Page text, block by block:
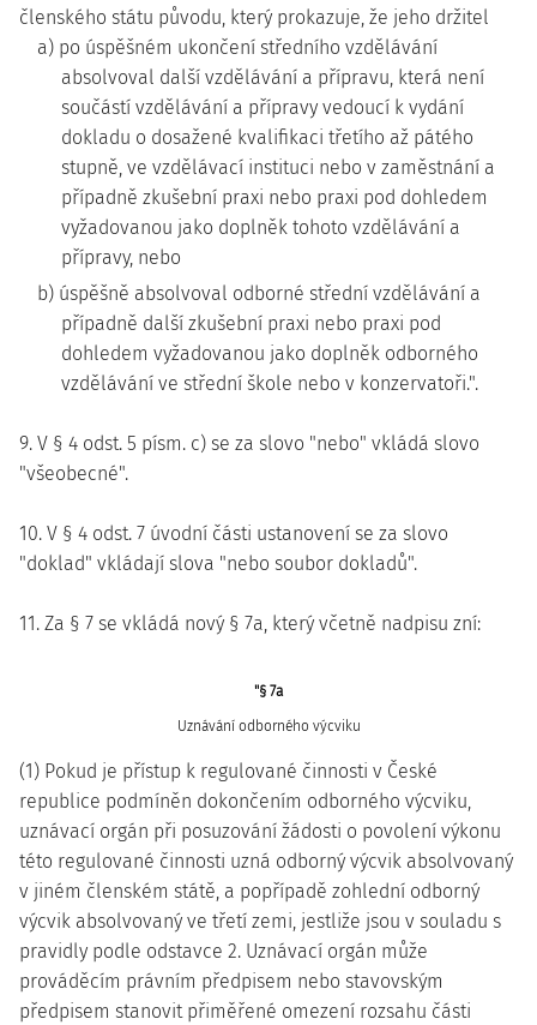
členského státu původu, který prokazuje, že jeho držitel
a) po úspěšném ukončení středního vzdělávání
absolvoval další vzdělávání a přípravu, která není
součástí vzdělávání a přípravy vedoucí k vydání
dokladu o dosažené kvalifikaci třetího až pátého
stupně, ve vzdělávací instituci nebo v zaměstnání a
případně zkušební praxi nebo praxi pod dohledem
vyžadovanou jako doplněk tohoto vzdělávání a
přípravy, nebo
b) úspěšně absolvoval odborné střední vzdělávání a
případně další zkušební praxi nebo praxi pod
dohledem vyžadovanou jako doplněk odborného
vzdělávání ve střední škole nebo v konzervatoři.".
9. V § 4 odst. 5 písm. c) se za slovo "nebo" vkládá slovo
"všeobecné".
10. V § 4 odst. 7 úvodní části ustanovení se za slovo
"doklad" vkládají slova "nebo soubor dokladů".
11. Za § 7 se vkládá nový § 7a, který včetně nadpisu zní:
"§ 7a
Uznávání odborného výcviku
(1) Pokud je přístup k regulované činnosti v České
republice podmíněn dokončením odborného výcviku,
uznávací orgán při posuzování žádosti o povolení výkonu
této regulované činnosti uzná odborný výcvik absolvovaný
v jiném členském státě, a popřípadě zohlední odborný
výcvik absolvovaný ve třetí zemi, jestliže jsou v souladu s
pravidly podle odstavce 2. Uznávací orgán může
prováděcím právním předpisem nebo stavovským
předpisem stanovit přiměřené omezení rozsahu části